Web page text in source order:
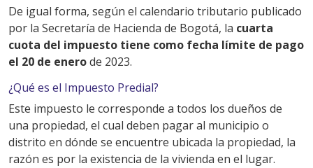
De igual forma, según el calendario tributario publicado
por la Secretaría de Hacienda de Bogotá, la cuarta
cuota del impuesto tiene como fecha límite de pago
el 20 de enerode 2023.
¿Qué es el Impuesto Predial?
Este impuesto le corresponde a todos los dueños de
una propiedad, el cual deben pagar al municipio o
distrito en dónde se encuentre ubicada la propiedad, la
razón es por la existencia de la vivienda en el lugar.